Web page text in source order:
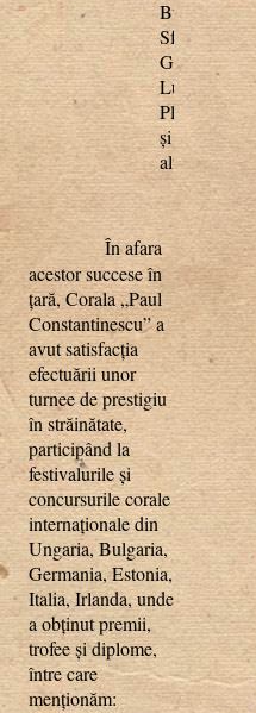
Bucureşti,
Sf.
Gheorghe,
Lugoj,
Ploieşti
şi
altele.
În afara
acestor succese în
ţară, Corala „Paul
Constantinescu” a
avut satisfacţia
efectuării unor
turnee de prestigiu
în străinătate,
participând la
festivalurile şi
concursurile corale
internaţionale din
Ungaria, Bulgaria,
Germania, Estonia,
Italia, Irlanda, unde
a obţinut premii,
trofee şi diplome,
între care
menționăm: